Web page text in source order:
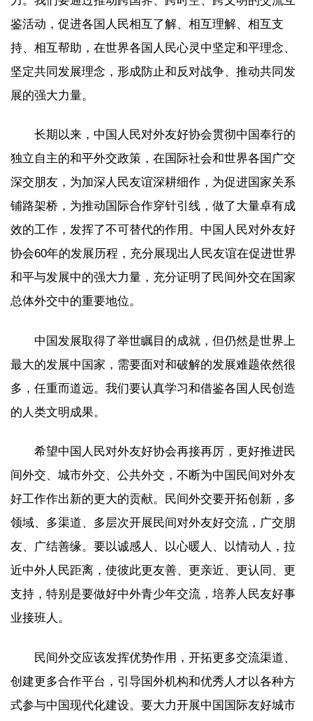
鉴活动，促进各国人民相互了解、相互理解、相互支
持、相互帮助，在世界各国人民心灵中坚定和平理念、
坚定共同发展理念，形成防止和反对战争、推动共同发
展的强大力量。
长期以来，中国人民对外友好协会贯彻中国奉行的
独立自主的和平外交政策，在国际社会和世界各国广交
深交朋友，为加深人民友谊深耕细作，为促进国家关系
铺路架桥，为推动国际合作穿针引线，做了大量卓有成
效的工作，发挥了不可替代的作用。中国人民对外友好
协会60年的发展历程，充分展现出人民友谊在促进世界
和平与发展中的强大力量，充分证明了民间外交在国家
总体外交中的重要地位。
中国发展取得了举世瞩目的成就，但仍然是世界上
最大的发展中国家，需要面对和破解的发展难题依然很
多，任重而道远。我们要认真学习和借鉴各国人民创造
的人类文明成果。
希望中国人民对外友好协会再接再厉，更好推进民
间外交、城市外交、公共外交，不断为中国民间对外友
好工作作出新的更大的贡献。民间外交要开拓创新，多
领域、多渠道、多层次开展民间对外友好交流，广交朋
友、广结善缘。要以诚感人、以心暖人、以情动人，拉
近中外人民距离，使彼此更友善、更亲近、更认同、更
支持，特别是要做好中外青少年交流，培养人民友好事
业接班人。
民间外交应该发挥优势作用，开拓更多交流渠道、
创建更多合作平台，引导国外机构和优秀人才以各种方
式参与中国现代化建设。要大力开展中国国际友好城市